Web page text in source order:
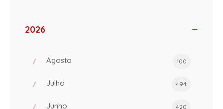
2026
Agosto 100
Julho 494
Junho 420